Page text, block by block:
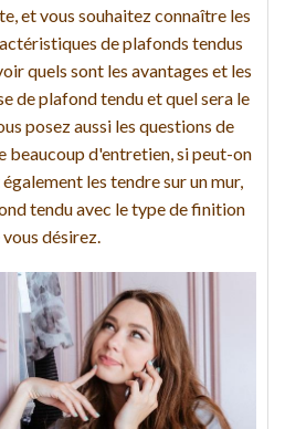
et vous souhaitez connaître les
de plafonds tendus
quels sont les avantages et les
de plafond tendu et quel sera le
posez aussi les questions de
beaucoup d'entretien, si peut-on
les tendre sur un mur,
tendu avec le type de finition
vous désirez.